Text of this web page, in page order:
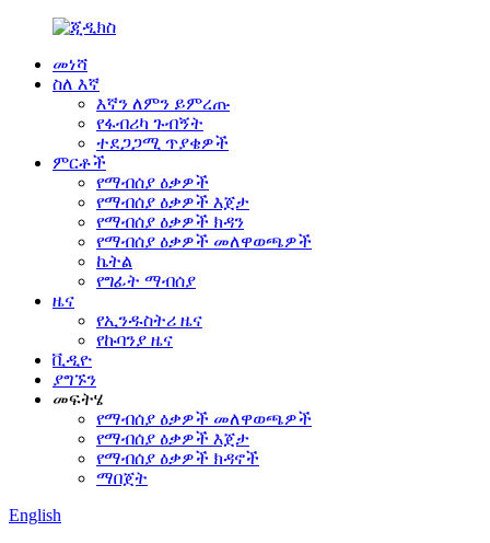
መነሻ
ስለ እኛ
እኛን ለምን ይምረጡ
የፋብሪካ ጉብኝት
ተደጋጋሚ ጥያቄዎች
ምርቶች
የማብሰያ ዕቃዎች
የማብሰያ ዕቃዎች እጀታ
የማብሰያ ዕቃዎች ክዳን
የማብሰያ ዕቃዎች መለዋወጫዎች
ኬትል
የግፊት ማብሰያ
ዜና
የኢንዱስትሪ ዜና
የኩባንያ ዜና
ቪዲዮ
ያግኙን
መፍትሄ
የማብሰያ ዕቃዎች መለዋወጫዎች
የማብሰያ ዕቃዎች እጀታ
የማብሰያ ዕቃዎች ክዳኖች
ማበጀት
English